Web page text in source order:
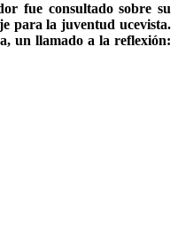
fue consultado sobre su
para la juventud ucevista.
un llamado a la reflexión: